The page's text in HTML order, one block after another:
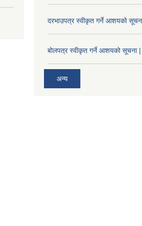
दरभाउपत्र स्वीकृत गर्ने आशयको
बोलपत्र स्वीकृत गर्ने आशयको सूचना |
अन्य